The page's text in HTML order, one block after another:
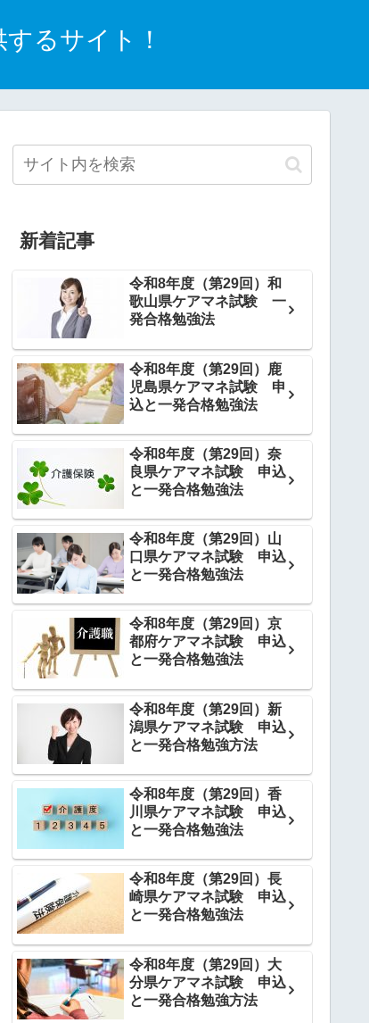
るサイト！
新着記事
令和8年度（第29回）和
歌山県ケアマネ試験 一
発合格勉強法
令和8年度（第29回）鹿
児島県ケアマネ試験 申
込と一発合格勉強法
令和8年度（第29回）奈
良県ケアマネ試験 申込
と一発合格勉強法
令和8年度（第29回）山
口県ケアマネ試験 申込
と一発合格勉強法
令和8年度（第29回）京
都府ケアマネ試験 申込
と一発合格勉強法
令和8年度（第29回）新
潟県ケアマネ試験 申込
と一発合格勉強方法
令和8年度（第29回）香
川県ケアマネ試験 申込
と一発合格勉強法
令和8年度（第29回）長
崎県ケアマネ試験 申込
と一発合格勉強法
令和8年度（第29回）大
分県ケアマネ試験 申込
と一発合格勉強方法